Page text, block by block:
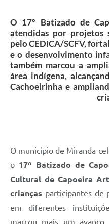
O 17º Batizado de
atendidas por projetos
pelo CEDICA/SCFV,
e o desenvolvimento
também marcou a
área indígena,
Cachoeirinha e
O município de Miranda
o 17º Batizado de
Cultural de Capoeira
crianças participantes de
em diferentes